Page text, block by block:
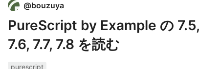
@bouzuya
PureScript by Example の 7.5,
7.6, 7.7, 7.8 を読む
purescript